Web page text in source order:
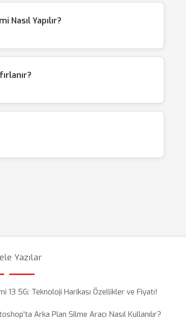
Nasıl Yapılır?
Yazılar
13 5G: Teknoloji Harikası Özellikler ve Fiyatı!
Arka Plan Silme Aracı Nasıl Kullanılır?